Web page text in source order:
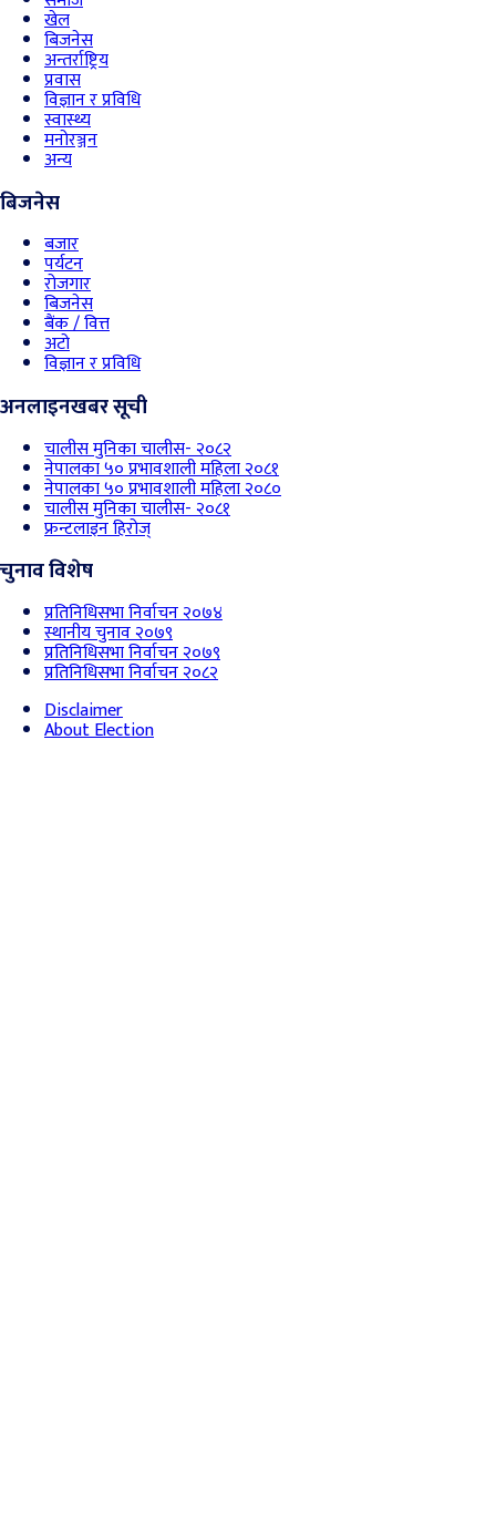
खेल
बिजनेस
अन्तर्राष्ट्रिय
प्रवास
विज्ञान र प्रविधि
स्वास्थ्य
मनोरञ्जन
अन्य
बिजनेस
बजार
पर्यटन
रोजगार
बिजनेस
बैंक / वित्त
अटो
विज्ञान र प्रविधि
अनलाइनखबर सूची
चालीस मुनिका चालीस- २०८२
नेपालका ५० प्रभावशाली महिला २०८१
नेपालका ५० प्रभावशाली महिला २०८०
चालीस मुनिका चालीस- २०८१
फ्रन्टलाइन हिरोज्
चुनाव विशेष
प्रतिनिधिसभा निर्वाचन २०७४
स्थानीय चुनाव २०७९
प्रतिनिधिसभा निर्वाचन २०७९
प्रतिनिधिसभा निर्वाचन २०८२
Disclaimer
About Election